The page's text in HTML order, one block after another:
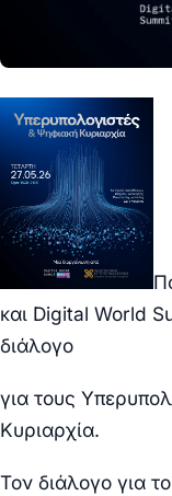
και Digital World
διάλογο
για τους
Κυριαρχία.
Τον διάλογο για